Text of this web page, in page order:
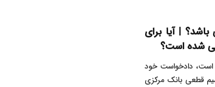
|آیا برای
شده است؟
یا واردکننده کالا مکلف است، دادخواست خود
قطعی بانک مرکزی